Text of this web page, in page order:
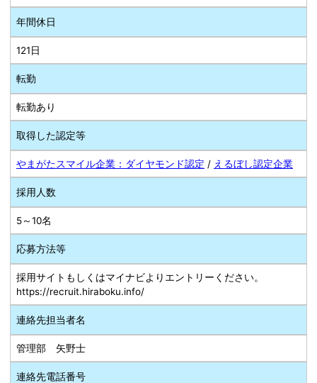
年間休日
121日
転勤
転勤あり
取得した認定等
やまがたスマイル企業：ダイヤモンド認定 / えるぼし認定企業
採用人数
5～10名
応募方法等
採用サイトもしくはマイナビよりエントリーください。
https://recruit.hiraboku.info/
連絡先担当者名
管理部 矢野士
連絡先電話番号